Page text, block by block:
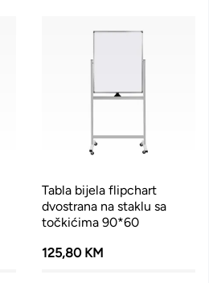
Tabla bijela flipchart
dvostrana na staklu sa
točkićima 90*60
125,80 KM